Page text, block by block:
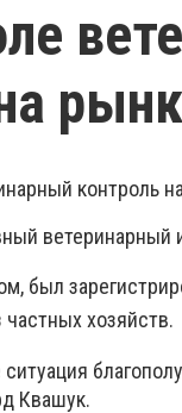
контроль
был
хозяйств.
Квашук.